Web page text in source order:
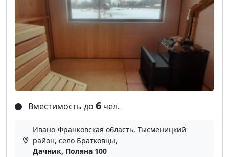
Вместимость до 6 чел.
Ивано-Франковская область, Тысменицкий
район, село Братковцы,
Дачник, Поляна 100